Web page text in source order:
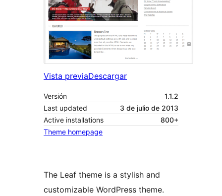
Vista previaDescargar
Versión
1.1.2
Last updated
3 de julio de 2013
Active installations
800+
Theme homepage
The Leaf theme is a stylish and
customizable WordPress theme.